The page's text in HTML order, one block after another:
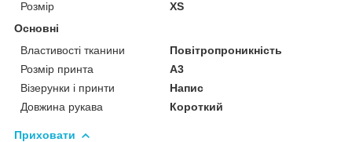
Розмір
XS
Основні
Властивості тканини
Повітропроникність
Розмір принта
А3
Візерунки і принти
Напис
Довжина рукава
Короткий
Приховати